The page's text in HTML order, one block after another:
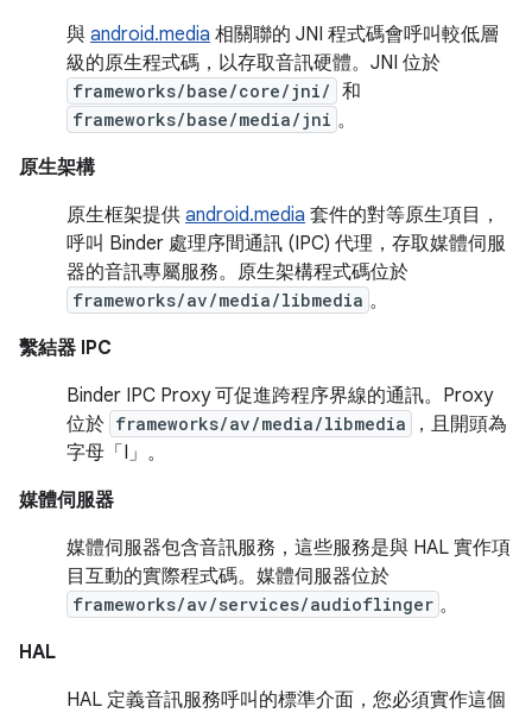
與 android.media 相關聯的 JNI 程式碼會呼叫較低層
級的原生程式碼，以存取音訊硬體。JNI 位於
frameworks/base/core/jni/ 和
frameworks/base/media/jni 。
原生架構
原生框架提供 android.media 套件的對等原生項目，
呼叫 Binder 處理序間通訊 (IPC) 代理，存取媒體伺服
器的音訊專屬服務。原生架構程式碼位於
frameworks/av/media/libmedia 。
繫結器 IPC
Binder IPC Proxy 可促進跨程序界線的通訊。Proxy
位於 frameworks/av/media/libmedia
，且開頭為
字母「I」。
媒體伺服器
媒體伺服器包含音訊服務，這些服務是與 HAL 實作項
目互動的實際程式碼。媒體伺服器位於
frameworks/av/services/audioflinger 。
HAL
HAL 定義音訊服務呼叫的標準介面，您必須實作這個